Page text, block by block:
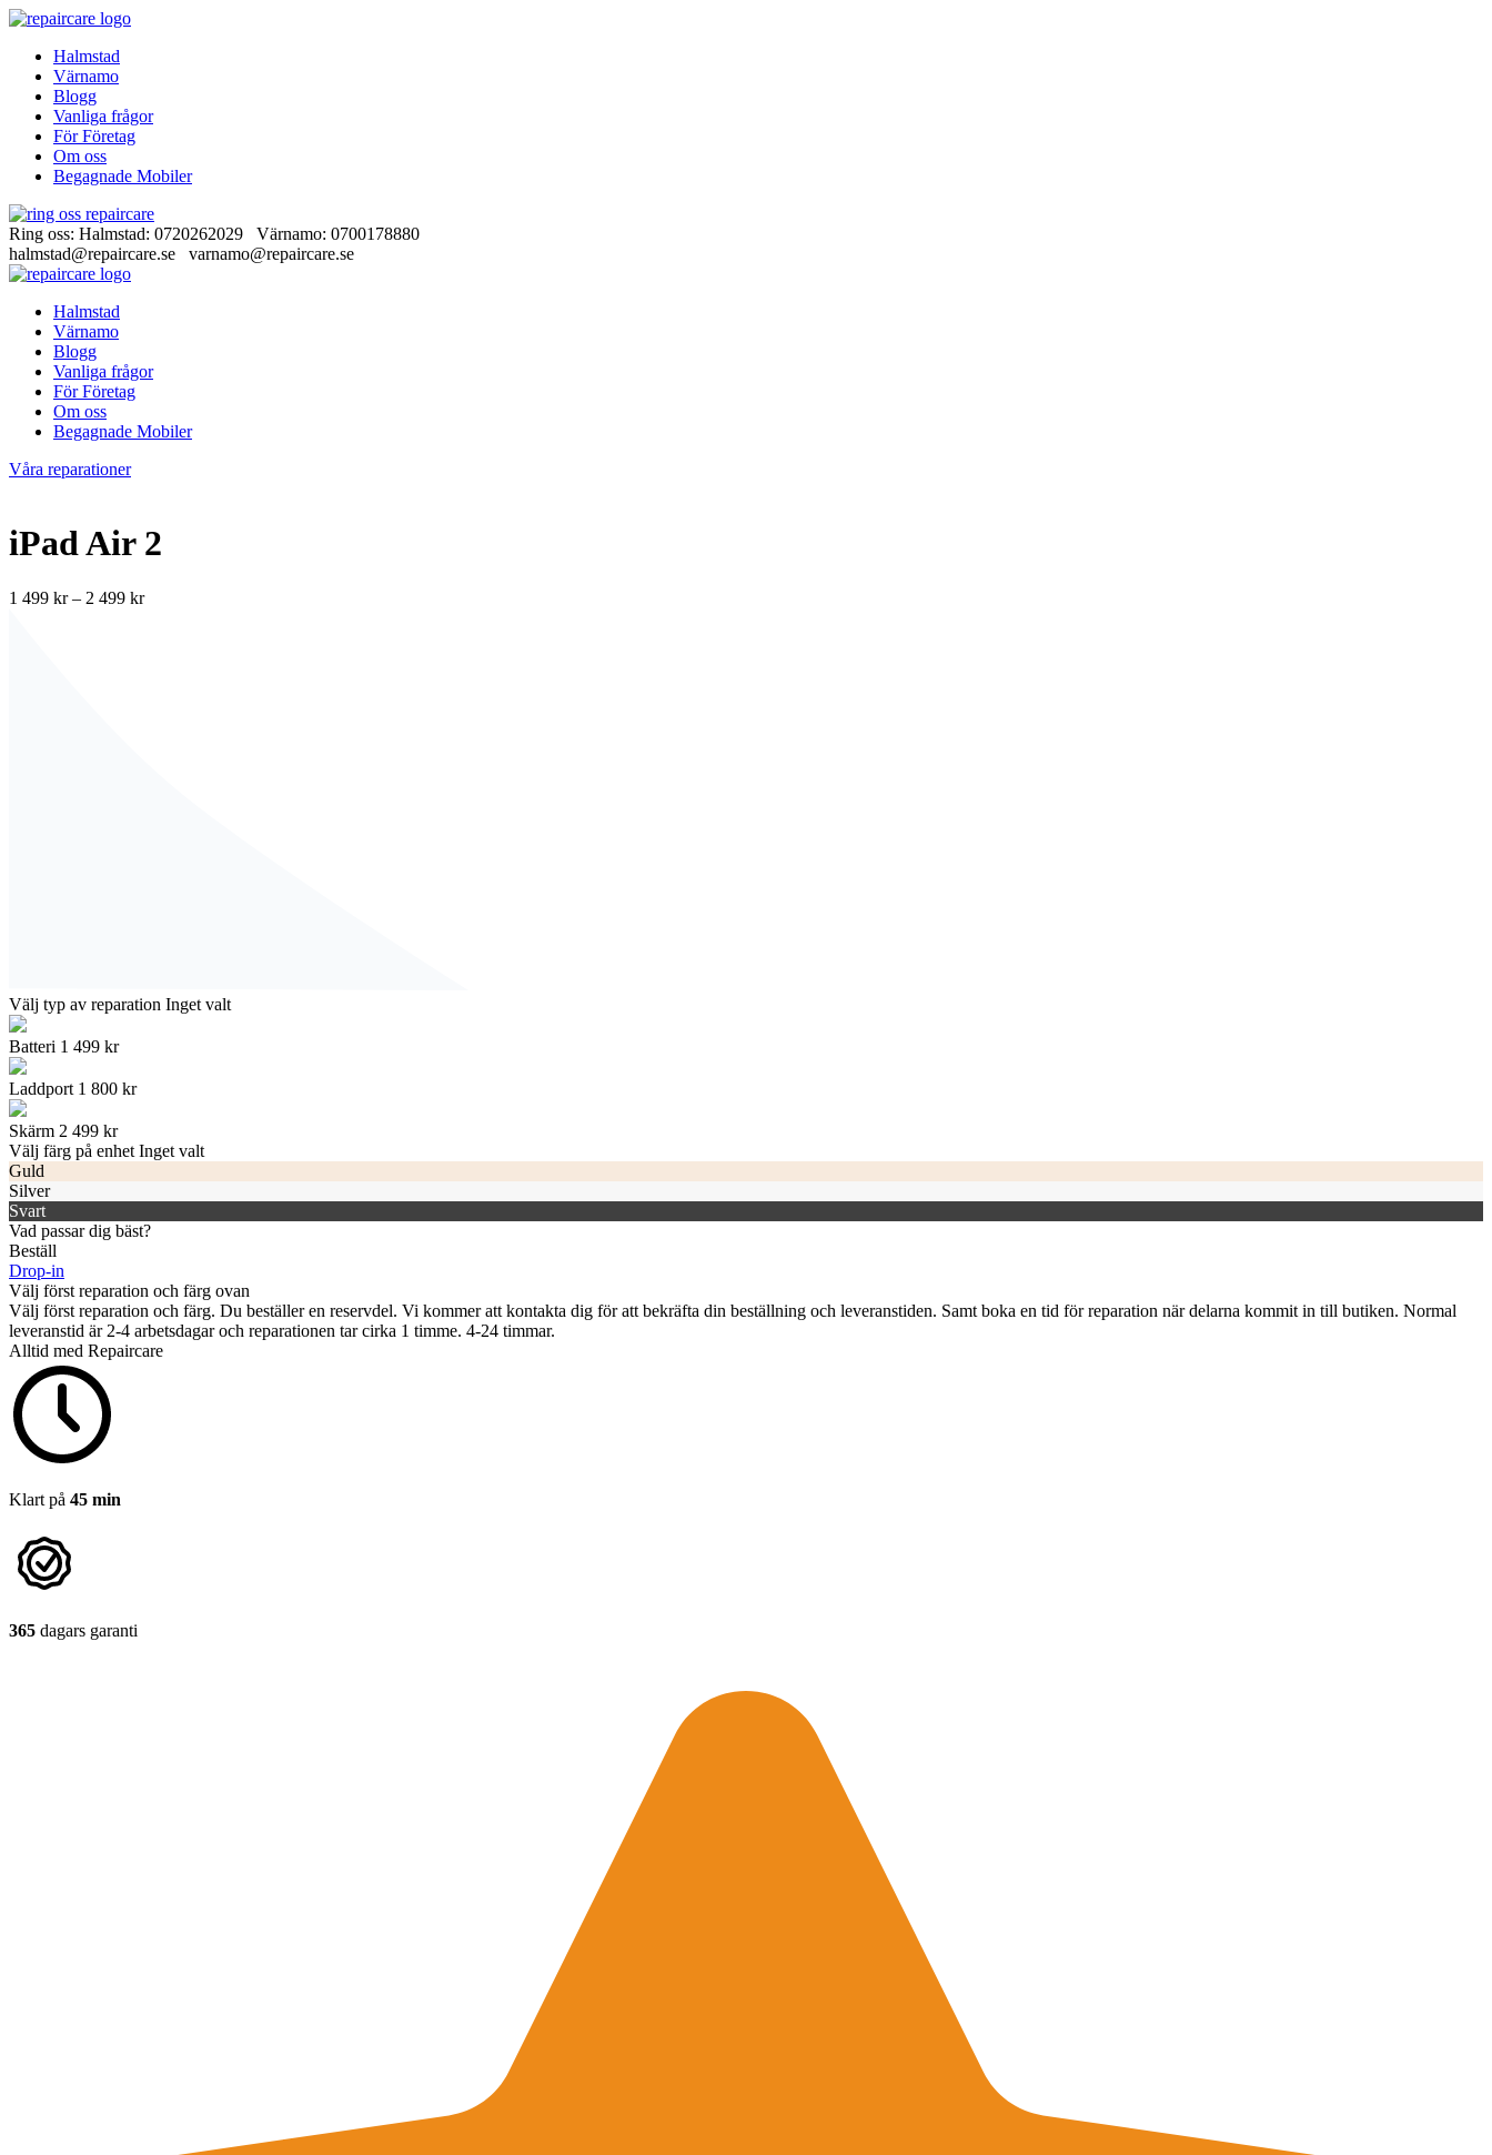
Halmstad
Värnamo
Blogg
Vanliga frågor
För Företag
Om oss
Begagnade Mobiler
Ring oss: Halmstad: 0720262029 Värnamo: 0700178880
halmstad@repaircare.se varnamo@repaircare.se
Halmstad
Värnamo
Blogg
Vanliga frågor
För Företag
Om oss
Begagnade Mobiler
Våra reparationer
iPad Air 2
1 499 kr– 2 499 kr
Välj typ av reparation Inget valt
Batteri 1 499 kr
Laddport 1 800 kr
Skärm 2 499 kr
Välj färg på enhet Inget valt
Guld
Silver
Svart
Vad passar dig bäst?
Beställ
Drop-in
Välj först reparation och färg ovan
Välj först reparation och färg. Du beställer en reservdel. Vi kommer att kontakta dig för att bekräfta din beställning och leveranstiden. Samt boka en tid för reparation när delarna kommit in till butiken. Normal
leveranstid är 2-4 arbetsdagar och reparationen tar cirka 1 timme. 4-24 timmar.
Alltid med Repaircare
Klart på 45 min
365 dagars garanti